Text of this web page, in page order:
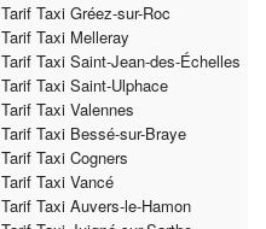
Tarif Taxi Gréez-sur-Roc
Tarif Taxi Melleray
Tarif Taxi Saint-Jean-des-Échelles
Tarif Taxi Saint-Ulphace
Tarif Taxi Valennes
Tarif Taxi Bessé-sur-Braye
Tarif Taxi Cogners
Tarif Taxi Vancé
Tarif Taxi Auvers-le-Hamon